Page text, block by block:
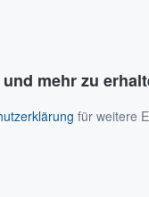
mehr zu
für weitere